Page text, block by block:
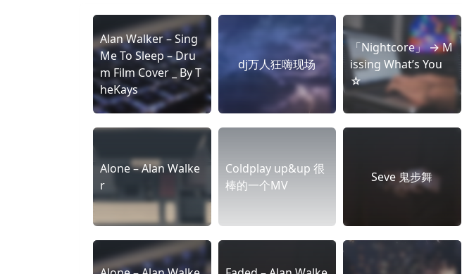
Alan Walker – Sing
Me To Sleep – Dru
m Film Cover _ By T
heKays
dj万人狂嗨现场
「Nightcore」 → M
issing What’s You
☆
Alone – Alan Walke
r
Coldplay up&up 很
棒的一个MV
Seve 鬼步舞